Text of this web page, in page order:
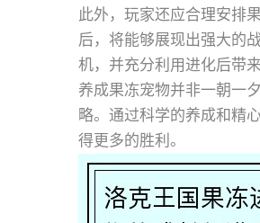
此外，玩家还应合理安排
后，将能够展现出强大的
机，并充分利用进化后带
养成果冻宠物并非一朝一
略。通过科学的养成和精
得更多的胜利。